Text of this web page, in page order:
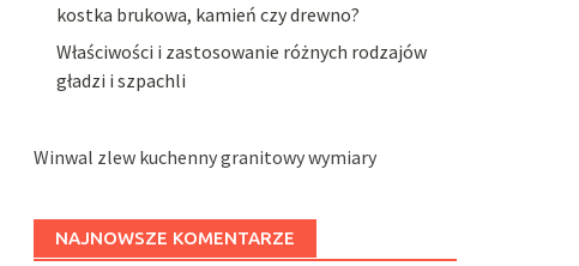
kostka brukowa, kamień czy drewno?
Właściwości i zastosowanie różnych rodzajów
gładzi i szpachli
Winwal zlew kuchenny granitowy wymiary
NAJNOWSZE KOMENTARZE